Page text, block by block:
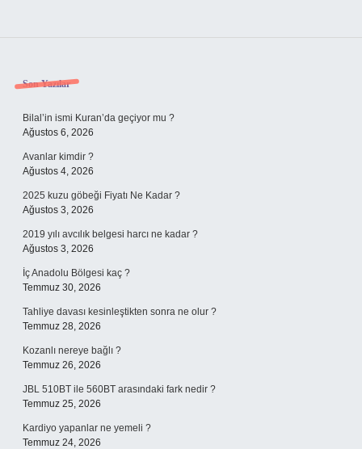
Sidebar
Son Yazılar
Bilal’in ismi Kuran’da geçiyor mu ?
Ağustos 6, 2026
Avanlar kimdir ?
Ağustos 4, 2026
2025 kuzu göbeği Fiyatı Ne Kadar ?
Ağustos 3, 2026
2019 yılı avcılık belgesi harcı ne kadar ?
Ağustos 3, 2026
İç Anadolu Bölgesi kaç ?
Temmuz 30, 2026
Tahliye davası kesinleştikten sonra ne olur ?
Temmuz 28, 2026
Kozanlı nereye bağlı ?
Temmuz 26, 2026
JBL 510BT ile 560BT arasındaki fark nedir ?
Temmuz 25, 2026
Kardiyo yapanlar ne yemeli ?
Temmuz 24, 2026